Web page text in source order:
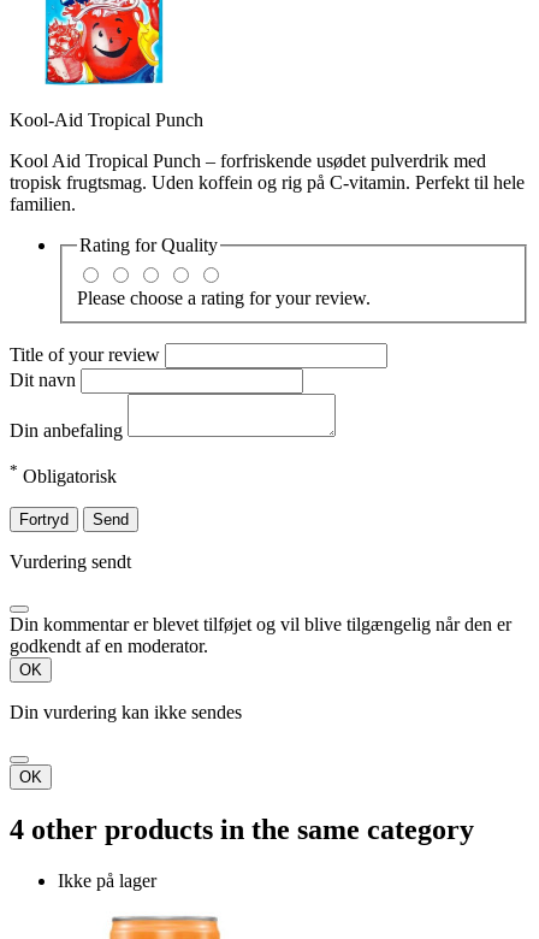
Kool-Aid Tropical Punch
Kool Aid Tropical Punch – forfriskende usødet pulverdrik med
tropisk frugtsmag. Uden koffein og rig på C-vitamin. Perfekt til hele
familien.
Rating forQuality
Please choose a rating for your review.
Title of your review
Dit navn
Din anbefaling
* Obligatorisk
Fortryd Send
Vurdering sendt
Din kommentar er blevet tilføjet og vil blive tilgængelig når den er
godkendt af en moderator.
OK
Din vurdering kan ikke sendes
OK
4 other products in the same category
Ikke på lager